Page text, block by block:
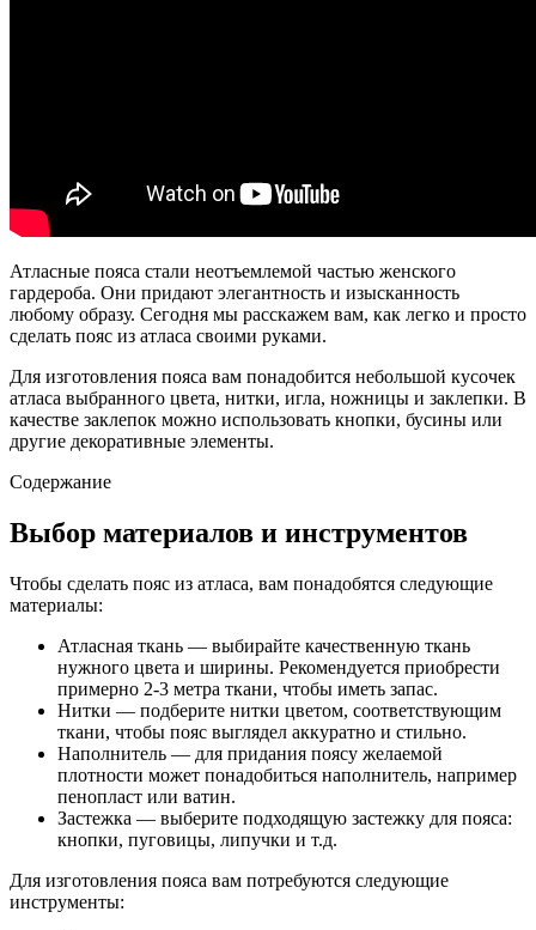
Атласные пояса стали неотъемлемой частью женского
гардероба. Они придают элегантность и изысканность
любому образу. Сегодня мы расскажем вам, как легко и просто
сделать пояс из атласа своими руками.
Для изготовления пояса вам понадобится небольшой кусочек
атласа выбранного цвета, нитки, игла, ножницы и заклепки. В
качестве заклепок можно использовать кнопки, бусины или
другие декоративные элементы.
Содержание
Выбор материалов и инструментов
Чтобы сделать пояс из атласа, вам понадобятся следующие
материалы:
Атласная ткань — выбирайте качественную ткань
нужного цвета и ширины. Рекомендуется приобрести
примерно 2-3 метра ткани, чтобы иметь запас.
Нитки — подберите нитки цветом, соответствующим
ткани, чтобы пояс выглядел аккуратно и стильно.
Наполнитель — для придания поясу желаемой
плотности может понадобиться наполнитель, например
пенопласт или ватин.
Застежка — выберите подходящую застежку для пояса:
кнопки, пуговицы, липучки и т.д.
Для изготовления пояса вам потребуются следующие
инструменты: